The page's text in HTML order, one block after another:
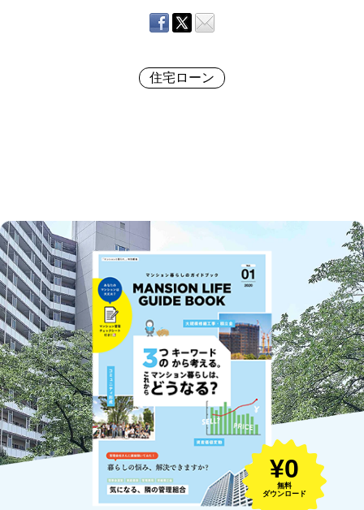
住宅ローン
¥0
無料
ダウンロード